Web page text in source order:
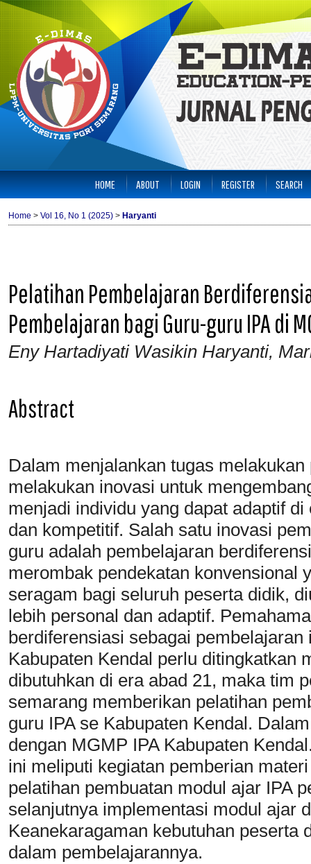
HOME ABOUT LOGIN REGISTER SEARCH
Home > Vol 16, No 1 (2025) > Haryanti
Pelatihan Pembelajaran
Pembelajaran bagi Guru-guru IPA di
Eny Hartadiyati Wasikin Haryanti,
Abstract
Dalam menjalankan tugas
melakukan inovasi untuk
menjadi individu yang dapat adaptif
dan kompetitif. Salah satu inovasi
guru adalah pembelajaran
merombak pendekatan konvensional
seragam bagi seluruh peserta didik,
lebih personal dan adaptif.
berdiferensiasi sebagai
Kabupaten Kendal perlu ditingkatkan
dibutuhkan di era abad 21, maka tim
semarang memberikan pelatihan
guru IPA se Kabupaten Kendal.
dengan MGMP IPA Kabupaten
ini meliputi kegiatan pemberian
pelatihan pembuatan modul ajar IPA
selanjutnya implementasi modul ajar
Keanekaragaman kebutuhan
dalam pembelajarannya.